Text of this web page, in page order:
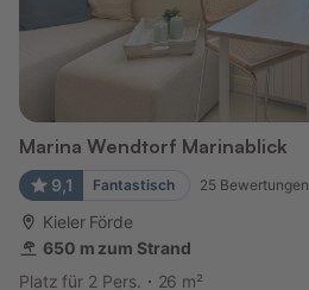
Marina Wendtorf Marinablick
9,1 Fantastisch 25 Bewertungen
Kieler Förde
650 m zum Strand
Platz für 2 Pers.
26 m²